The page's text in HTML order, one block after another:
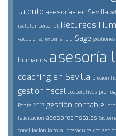
talento asesorías en Sevilla
reclutar personal Recursos
vacaciones experiencia Sage
humanos asesoría
coaching en Sevilla presion
gestión fiscal cooperativas
Renta 2017 gestión contable
felicitación asesores fiscales
conciliación laboral obstáculos